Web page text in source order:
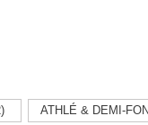
ATHLÉ & DEMI-